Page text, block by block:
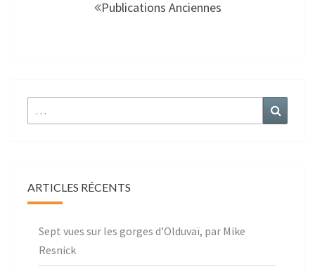
Publications Anciennes
ARTICLES RÉCENTS
Sept vues sur les gorges d’Olduvaï, par Mike
Resnick